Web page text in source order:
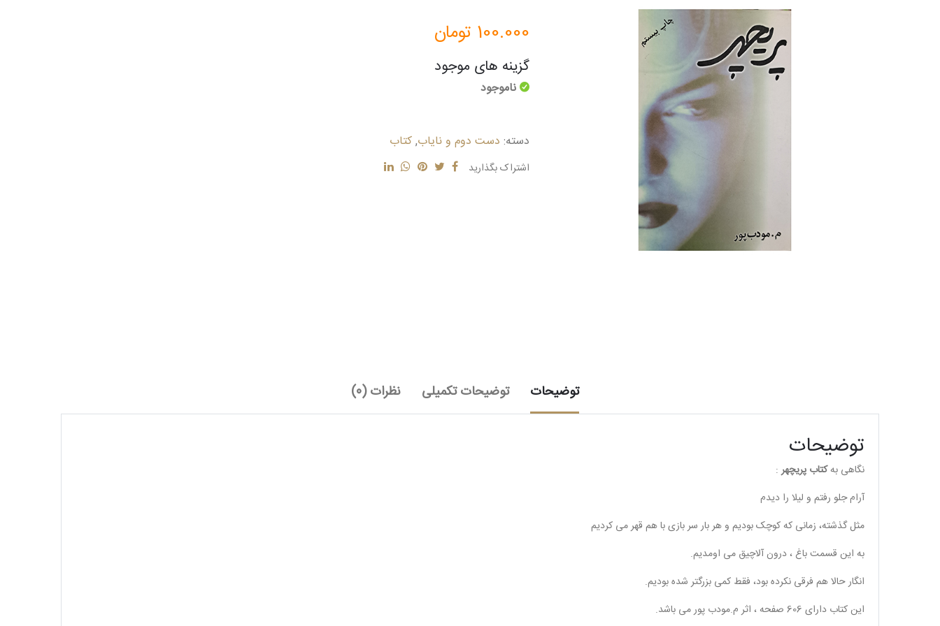
100.000 تومان
گزینه های موجود
ناموجود
دسته: دست دوم و نایاب,کتاب
اشتراک بگذارید
توضیحات توضیحات تکمیلی نظرات (0)
توضیحات
نگاهی بهکتاب پریچهر:
آرام جلو رفتم و لیلا را دیدم
مثل گذشته، زمانی که کوچک بودیم و هر بار سر بازی با هم قهر می کردیم
به این قسمت باغ ، درون آلاچیق می اومدیم.
انگار حالا هم فرقی نکرده بود، فقط کمی بزرگتر شده بودیم.
این کتاب دارای 606 صفحه ، اثر م.مودب پور می باشد.